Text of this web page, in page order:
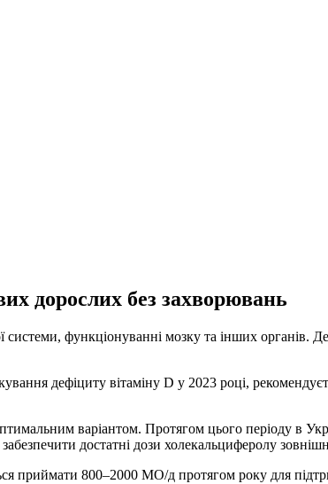
дорослих без захворювань
системи, функціонуванні мозку та інших органів.
дефіциту вітаміну D у 2023 році,
варіантом. Протягом цього періоду в
достатні дози холекальциферолу
приймати 800–2000 МО/д протягом року для